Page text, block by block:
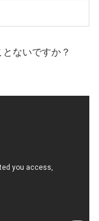
ないですか？